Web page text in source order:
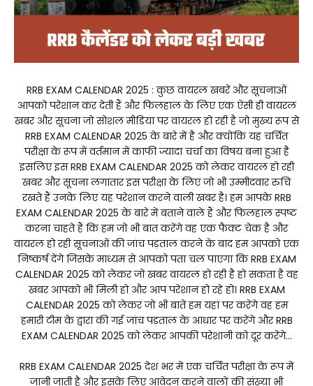
RRB EXAM CALENDAR 2025 : कुछ वायरल खबरें और सूचनाओं
आपको परेशान कर देती हैं और फिलहाल के लिए एक ऐसी ही वायरल
खबर और सूचना जो सोशल मीडिया पर वायरल हो रही है जो मुख्य रूप से
RRB EXAM CALENDAR 2025 के बारे में है और क्योंकि यह चर्चित
परीक्षा के रूप में वर्तमान में काफी ज्यादा चर्चा का विषय बना हुआ है
इसलिए इस RRB EXAM CALENDAR 2025 को लेकर वायरल हो रही
खबर और सूचना लगातार इस परीक्षा के लिए जो भी उम्मीदवार रुचि
रखते हैं उनके लिए यह परेशान करने वाली खबर है। हम आपके RRB
EXAM CALENDAR 2025 के बारे में बताने वाले हैं और फिलहाल स्पष्ट
करना चाहते हैं कि हम जो भी बात करेंगे वह एक फैक्ट चेक है और
वायरल हो रही सूचनाओं की जांच पड़ताल करने के बाद हम आपको एक
निष्कर्ष देंगे जिसके माध्यम से आपको पता चल पाएगा कि RRB EXAM
CALENDAR 2025 को लेकर जो खबर वायरल हो रही है हो सकता है वह
खबर आपको भी मिली हो और आप परेशान हो रहे हो। RRB EXAM
CALENDAR 2025 को लेकर जो भी बातें हम यहां पर करेंगे वह हम
हमारी टीम के द्वारा की गई जांच पड़ताल के आधार पर करेंगे और RRB
EXAM CALENDAR 2025 को लेकर आपकी परेशानी को दूर करेंगे...
RRB EXAM CALENDAR 2025 देश भर में एक चर्चित परीक्षा के रूप में
जानी जाती है और इसके लिए आवेदन करने वालों की संख्या भी